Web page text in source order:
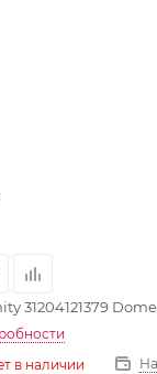
31204121379
в наличии